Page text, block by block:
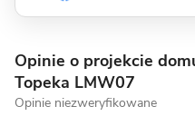
Opinie o projekcie
Topeka LMW07
Opinie niezweryfikowane